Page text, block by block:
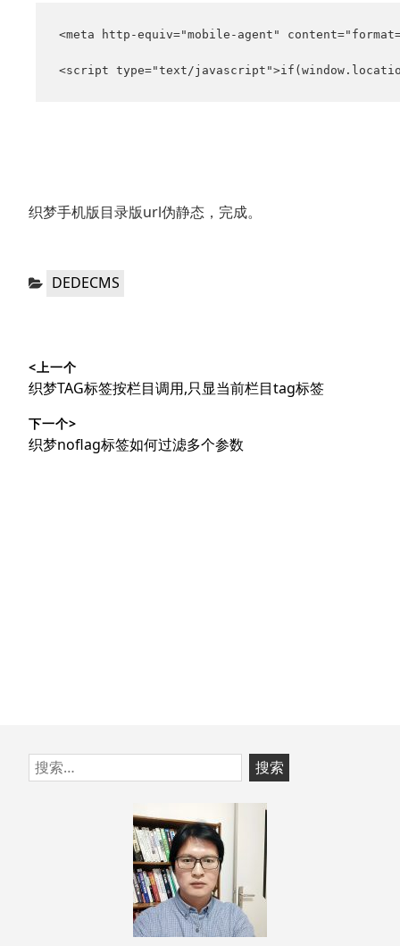
<meta http-equiv="mobile-agent"
<script type="text/
织梦手机版目录版url伪静态，完成。
分
DEDECMS
章
导
航
<上一个
上
文
章：
织梦TAG标签按栏目调用,只显当前栏目tag标签
下一个>
下
织梦noflag标签如何过滤多个参数
跳
至
搜
索：